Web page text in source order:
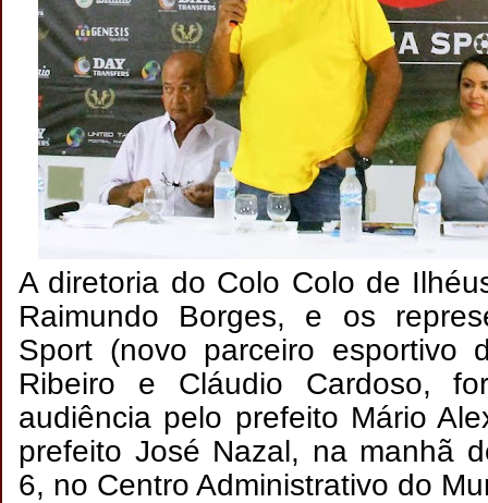
A diretoria do Colo Colo de
Raimundo Borges, e os
Sport (novo parceiro esportivo
Ribeiro e Cláudio Cardoso,
audiência pelo prefeito Mário
prefeito José Nazal, na manhã
6, no Centro Administrativo do